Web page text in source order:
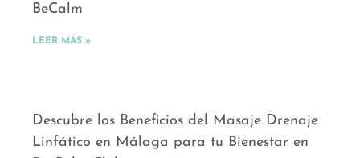
BeCalm
LEER MÁS »
Descubre los Beneficios del Masaje Drenaje
Linfático en Málaga para tu Bienestar en